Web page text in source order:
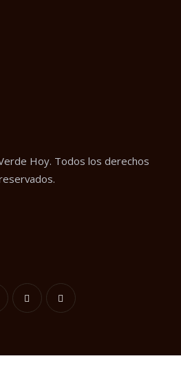
Hoy. Todos los derechos